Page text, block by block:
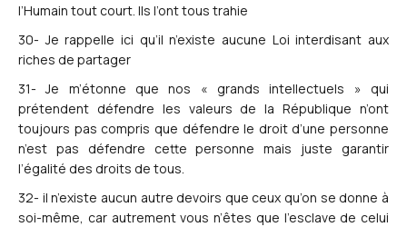
l’Humain tout court. Ils l’ont tous trahie
30- Je rappelle ici qu’il n’existe aucune Loi interdisant aux
riches de partager
31- Je m’étonne que nos « grands intellectuels » qui
prétendent défendre les valeurs de la République n’ont
toujours pas compris que défendre le droit d’une personne
n’est pas défendre cette personne mais juste garantir
l’égalité des droits de tous.
32- il n’existe aucun autre devoirs que ceux qu’on se donne à
soi-même, car autrement vous n’êtes que l’esclave de celui